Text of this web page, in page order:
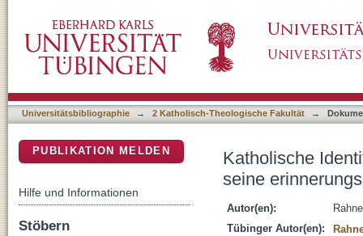
erinnerungsgeschichtlichen
Universitätsbibliographie → 2 Katholisch-Theologische Fakultät →
Katholische
seine
Autor(en):
Tübinger Autor(en):
PUBLIKATION MELDEN
Hilfe und Informationen
Stöbern